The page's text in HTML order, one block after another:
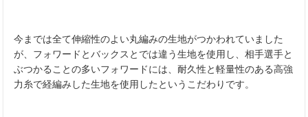
今までは全て伸縮性のよい丸編みの生地がつかわれていました
が、フォワードとバックスとでは違う生地を使用し、相手選手と
ぶつかることの多いフォワードには、耐久性と軽量性のある高強
力糸で経編みした生地を使用したというこだわりです。